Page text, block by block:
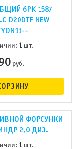
6PK 1587
D20DTF NEW
1 шт.
руб.
ФОРСУНКИ
2,0 ДИЗ.
1 шт.